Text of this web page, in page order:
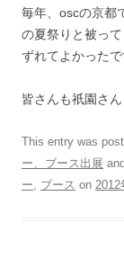
毎年、oscの京都
の夏祭りと被っ
ずれてよかったで
皆さんも祇園さ
This entry was
ー、ブース出展
ー, ブース on 2012